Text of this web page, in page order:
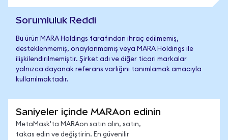
Sorumluluk Reddi
Bu ürün MARA Holdings tarafından ihraç edilmemiş,
desteklenmemiş, onaylanmamış veya MARA Holdings ile
ilişkilendirilmemiştir. Şirket adı ve diğer ticari markalar
yalnızca dayanak referans varlığını tanımlamak amacıyla
kullanılmaktadır.
Saniyeler içinde MARAon edinin
MetaMask'ta MARAon satın alın, satın,
takas edin ve değiştirin. En güvenilir